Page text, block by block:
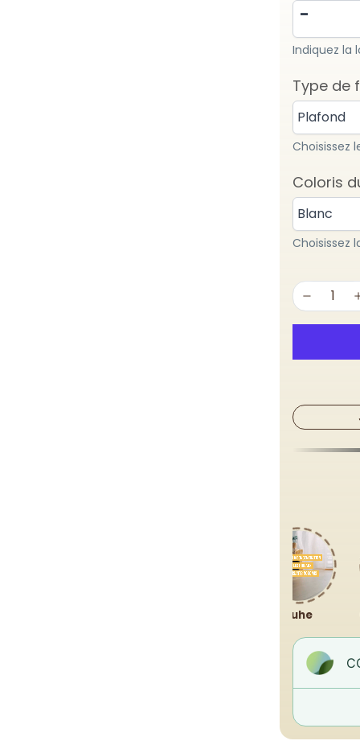
-
Indiquez la
Type de
Plafond
Choisissez
Coloris
Blanc
Choisissez
Ruhe